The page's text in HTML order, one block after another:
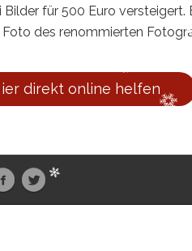
für 500 Euro
des renommierten
direkt online helfen